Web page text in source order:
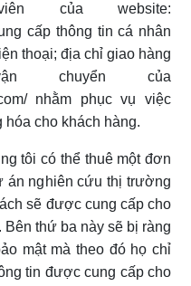
của website:
cấp thông tin cá nhân
thoại; địa chỉ giao hàng
chuyển của
nhằm phục vụ việc
hóa cho khách hàng.
tôi có thể thuê một đơn
án nghiên cứu thị trường
sẽ được cung cấp cho
thứ ba này sẽ bị ràng
mật mà theo đó họ chỉ
tin được cung cấp cho